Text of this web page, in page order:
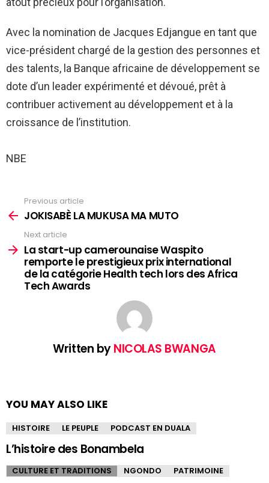
Avec la nomination de Jacques Edjangue en tant que
vice-président chargé de la gestion des personnes et
des talents, la Banque africaine de développement se
dote d’un leader expérimenté et dévoué, prêt à
contribuer activement au développement et à la
croissance de l’institution.
NBE
more
Previous article
JOKISABÈ LA MUKUSA MA MUTO
Next article
La start-up camerounaise Waspito
remporte le prestigieux prix international
de la catégorie Health tech lors des Africa
Tech Awards
Written byNICOLAS BWANGA
YOU MAY ALSO LIKE
HISTOIRE LE PEUPLE PODCAST EN DUALA
L’histoire des Bonambela
CULTURE ET TRADITIONS NGONDO PATRIMOINE